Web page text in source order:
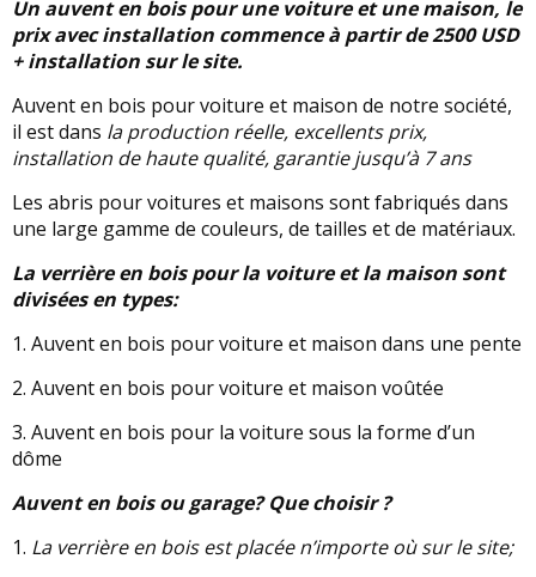
Un auvent en bois pour une voiture et une maison, le
prix avec installation commence à partir de 2500 USD
+ installation sur le site.
Auvent en bois pour voiture et maison de notre société,
il est dans la production réelle, excellents prix,
installation de haute qualité, garantie jusqu’à 7 ans
Les abris pour voitures et maisons sont fabriqués dans
une large gamme de couleurs, de tailles et de matériaux.
La verrière en bois pour la voiture et la maison sont
divisées en types:
1. Auvent en bois pour voiture et maison dans une pente
2. Auvent en bois pour voiture et maison voûtée
3. Auvent en bois pour la voiture sous la forme d’un
dôme
Auvent en bois ou garage? Que choisir ?
1. La verrière en bois est placée n’importe où sur le site;